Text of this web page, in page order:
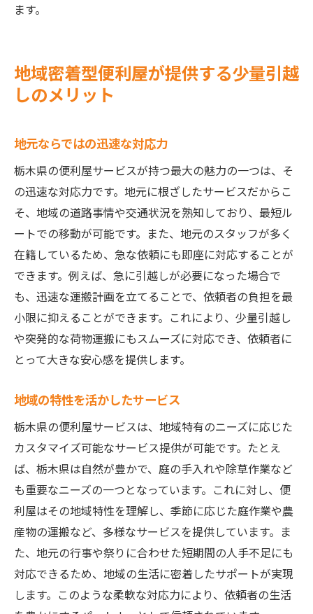
ます。
地域密着型便利屋が提供する少量引越
しのメリット
地元ならではの迅速な対応力
栃木県の便利屋サービスが持つ最大の魅力の一つは、そ
の迅速な対応力です。地元に根ざしたサービスだからこ
そ、地域の道路事情や交通状況を熟知しており、最短ル
ートでの移動が可能です。また、地元のスタッフが多く
在籍しているため、急な依頼にも即座に対応することが
できます。例えば、急に引越しが必要になった場合で
も、迅速な運搬計画を立てることで、依頼者の負担を最
小限に抑えることができます。これにより、少量引越し
や突発的な荷物運搬にもスムーズに対応でき、依頼者に
とって大きな安心感を提供します。
地域の特性を活かしたサービス
栃木県の便利屋サービスは、地域特有のニーズに応じた
カスタマイズ可能なサービス提供が可能です。たとえ
ば、栃木県は自然が豊かで、庭の手入れや除草作業など
も重要なニーズの一つとなっています。これに対し、便
利屋はその地域特性を理解し、季節に応じた庭作業や農
産物の運搬など、多様なサービスを提供しています。ま
た、地元の行事や祭りに合わせた短期間の人手不足にも
対応できるため、地域の生活に密着したサポートが実現
します。このような柔軟な対応力により、依頼者の生活